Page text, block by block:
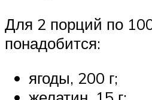
Для 2 порций по
понадобится:
ягоды, 200 г;